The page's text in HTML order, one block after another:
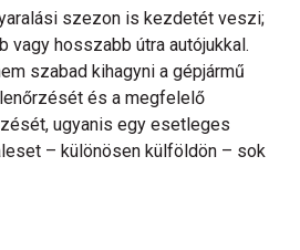
szezon is kezdetét veszi;
vagy hosszabb útra autójukkal.
szabad kihagyni a gépjármű
és a megfelelő
ugyanis egy esetleges
– különösen külföldön – sok